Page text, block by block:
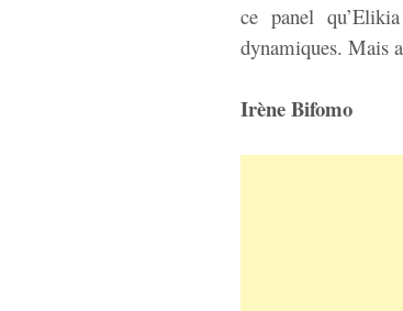
ce panel
dynamiques. Mais
Irène Bifomo